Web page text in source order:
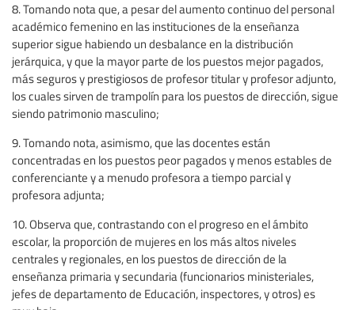
8. Tomando nota que, a pesar del aumento continuo del personal
académico femenino en las instituciones de la enseñanza
superior sigue habiendo un desbalance en la distribución
jerárquica, y que la mayor parte de los puestos mejor pagados,
más seguros y prestigiosos de profesor titular y profesor adjunto,
los cuales sirven de trampolín para los puestos de dirección, sigue
siendo patrimonio masculino;
9. Tomando nota, asimismo, que las docentes están
concentradas en los puestos peor pagados y menos estables de
conferenciante y a menudo profesora a tiempo parcial y
profesora adjunta;
10. Observa que, contrastando con el progreso en el ámbito
escolar, la proporción de mujeres en los más altos niveles
centrales y regionales, en los puestos de dirección de la
enseñanza primaria y secundaria (funcionarios ministeriales,
jefes de departamento de Educación, inspectores, y otros) es